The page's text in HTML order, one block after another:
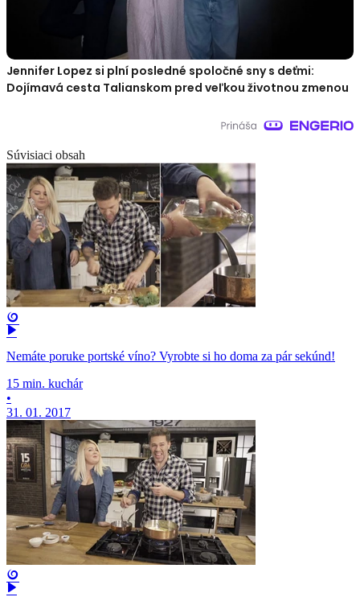
Jennifer Lopez si plní posledné spoločné sny s deťmi:
Dojímavá cesta Talianskom pred veľkou životnou zmenou
Súvisiaci obsah
Nemáte poruke portské víno? Vyrobte si ho doma za pár sekúnd!
15 min. kuchár
•
31. 01. 2017